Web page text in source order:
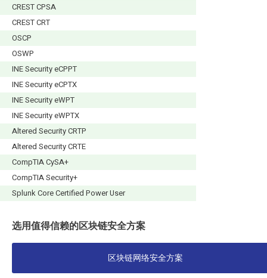
CREST CPSA
CREST CRT
OSCP
OSWP
INE Security eCPPT
INE Security eCPTX
INE Security eWPT
INE Security eWPTX
Altered Security CRTP
Altered Security CRTE
CompTIA CySA+
CompTIA Security+
Splunk Core Certified Power User
选用值得信赖的区块链安全方案
区块链网络安全方案